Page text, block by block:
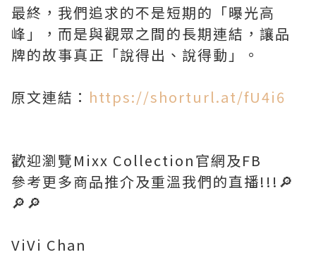
最終，我們追求的不是短期的「曝光高
峰」，而是與觀眾之間的長期連結，讓品
牌的故事真正「說得出、說得動」。
原文連結： https://shorturl.at/fU4i6
歡迎瀏覽Mixx Collection官網及FB
參考更多商品推介及重溫我們的直播!!!🔎
🔎🔎
ViVi Chan